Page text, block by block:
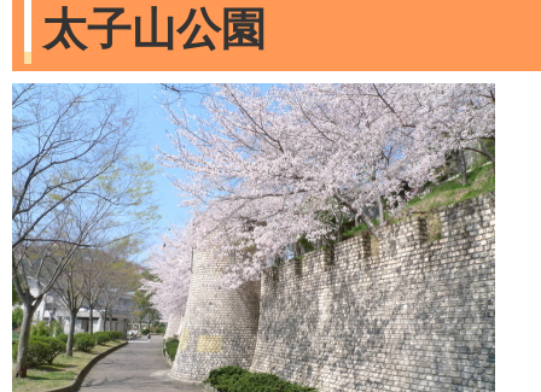
太子山公園